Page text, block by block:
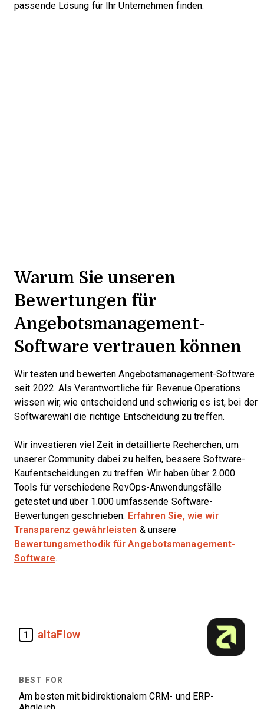
passende Lösung für Ihr Unternehmen finden.
Warum Sie unseren
Bewertungen für
Angebotsmanagement-
Software vertrauen können
Wir testen und bewerten Angebotsmanagement-Software
seit 2022. Als Verantwortliche für Revenue Operations
wissen wir, wie entscheidend und schwierig es ist, bei der
Softwarewahl die richtige Entscheidung zu treffen.
Wir investieren viel Zeit in detaillierte Recherchen, um
unserer Community dabei zu helfen, bessere Software-
Kaufentscheidungen zu treffen. Wir haben über 2.000
Tools für verschiedene RevOps-Anwendungsfälle
getestet und über 1.000 umfassende Software-
Bewertungen geschrieben. Erfahren Sie, wie wir
Transparenz gewährleisten & unsere
Bewertungsmethodik für Angebotsmanagement-
Software.
1 altaFlow
Am besten mit bidirektionalem CRM- und ERP-